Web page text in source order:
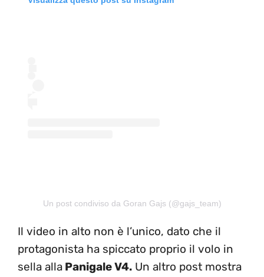
Un post condiviso da Goran Gajs (@gajs_team)
Il video in alto non è l’unico, dato che il
protagonista ha spiccato proprio il volo in
sella alla Panigale V4. Un altro post mostra